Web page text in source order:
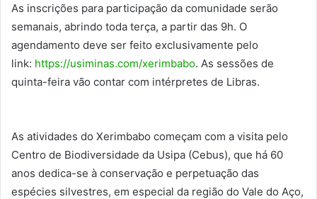
As inscrições para participação da comunidade serão
semanais, abrindo toda terça, a partir das 9h. O
agendamento deve ser feito exclusivamente pelo
link: https://usiminas.com/xerimbabo. As sessões de
quinta-feira vão contar com intérpretes de Libras.
As atividades do Xerimbabo começam com a visita pelo
Centro de Biodiversidade da Usipa (Cebus), que há 60
anos dedica-se à conservação e perpetuação das
espécies silvestres, em especial da região do Vale do Aço,